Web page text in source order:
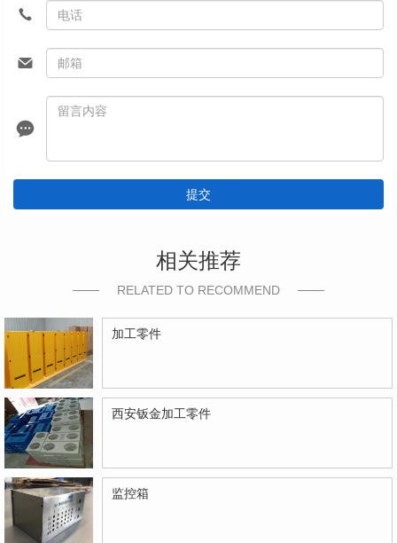
提交
相关推荐
RELATED TO RECOMMEND
加工零件
西安钣金加工零件
监控箱